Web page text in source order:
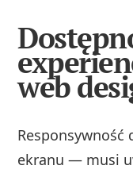
web
ekranu — musi